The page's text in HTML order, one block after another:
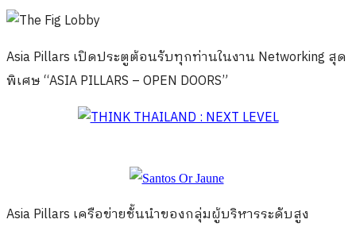
Asia Pillars เปิดประตูต้อนรับทุกท่านในงาน Networking สุด
พิเศษ “ASIA PILLARS – OPEN DOORS”
Asia Pillars เครือข่ายชั้นนำของกลุ่มผู้บริหารระดับสูง